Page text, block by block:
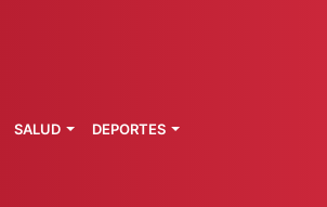
SALUD DEPORTES